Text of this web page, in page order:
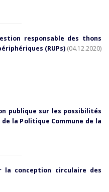
responsable des thons
(RUPs) (04.12.2020)
publique sur les possibilités
la Politique Commune de la
la conception circulaire des